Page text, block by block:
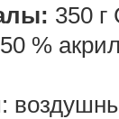
350
%